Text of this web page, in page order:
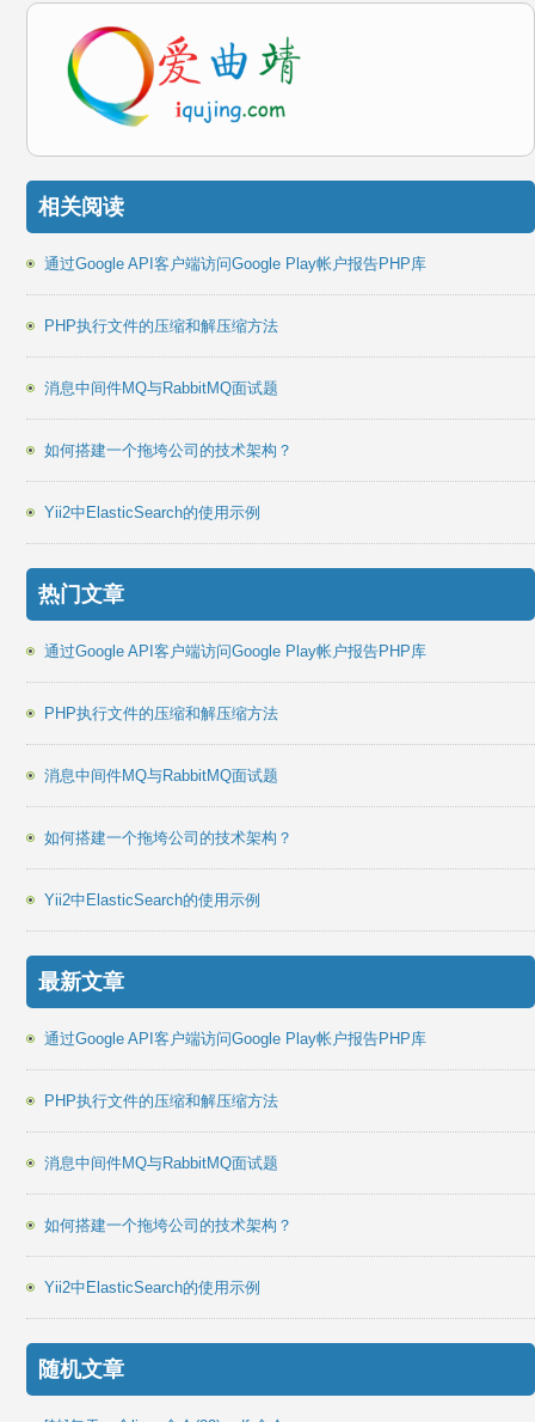
相关阅读
通过Google API客户端访问Google Play帐户报告PHP库
PHP执行文件的压缩和解压缩方法
消息中间件MQ与RabbitMQ面试题
如何搭建一个拖垮公司的技术架构？
Yii2中ElasticSearch的使用示例
热门文章
通过Google API客户端访问Google Play帐户报告PHP库
PHP执行文件的压缩和解压缩方法
消息中间件MQ与RabbitMQ面试题
如何搭建一个拖垮公司的技术架构？
Yii2中ElasticSearch的使用示例
最新文章
通过Google API客户端访问Google Play帐户报告PHP库
PHP执行文件的压缩和解压缩方法
消息中间件MQ与RabbitMQ面试题
如何搭建一个拖垮公司的技术架构？
Yii2中ElasticSearch的使用示例
随机文章